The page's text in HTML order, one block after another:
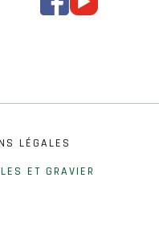
LÉGALES
ET GRAVIER